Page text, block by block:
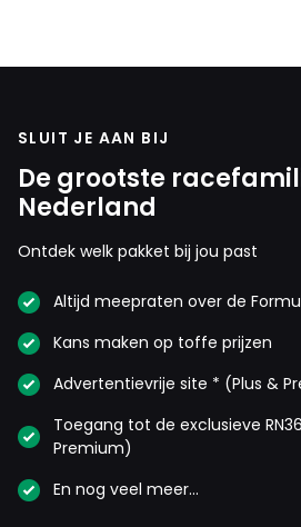
SLUIT JE AAN BIJ
De grootste
Nederland
Ontdek welk pakket bij jou past
Altijd meepraten over de
Kans maken op toffe prijzen
Advertentievrije site * (Plus &
Toegang tot de exclusieve
Premium)
En nog veel meer…